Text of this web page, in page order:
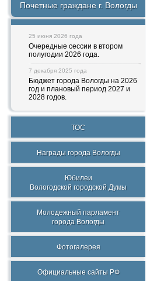
Почетные граждане г. Вологды
25 июня 2026 года
Очередные сессии в втором
полугодии 2026 года.
7 декабря 2025 года
Бюджет города Вологды на 2026
год и плановый период 2027 и
2028 годов.
ТОС
Награды города Вологды
Юбилеи
Вологодской городской Думы
Молодежный парламент
города Вологды
Фотогалерея
Официальные сайты РФ